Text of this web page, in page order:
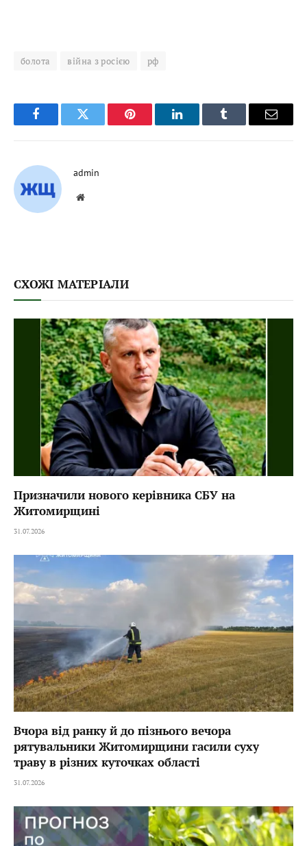
болота війна з росією рф
FacebookTwitter Pinterest LinkedInTumblr Email
admin
Website
СХОЖІ МАТЕРІАЛИ
Призначили нового керівника СБУ на
Житомирщині
31.07.2026
Вчора від ранку й до пізнього вечора
рятувальники Житомирщини гасили суху
траву в різних куточках області
31.07.2026